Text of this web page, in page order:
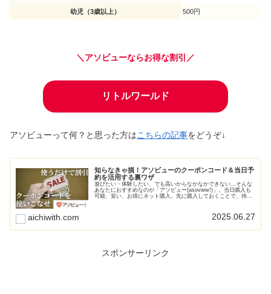
幼児（3歳以上） 500円
＼アソビューならお得な割引／
リトルワールド
アソビューって何？と思った方はこちらの記事をどうぞ↓
知らなきゃ損！アソビューのクーポンコード＆当日予
約を活用する裏ワザ
遊びたい・体験したい、でも高いからなかなかできない…そんな
あなたにおすすめなのが「アソビュー(asoview!)」。当日購入も
可能、安い、お得にネット購入。先に購入しておくことで、待ち
aichiwith.com 2025.06.27
スポンサーリンク